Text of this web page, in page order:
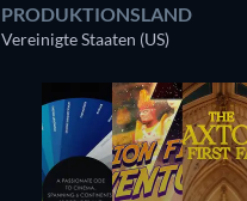
PRODUKTIONSLAND
Vereinigte Staaten (US)